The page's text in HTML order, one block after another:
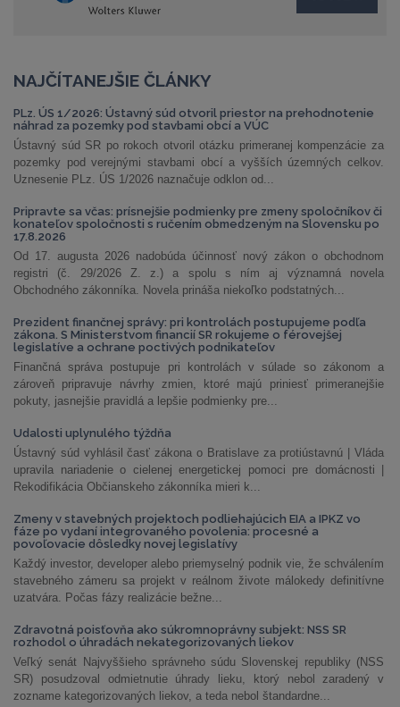
NAJČÍTANEJŠIE ČLÁNKY
PLz. ÚS 1/2026: Ústavný súd otvoril priestor na prehodnotenie
náhrad za pozemky pod stavbami obcí a VÚC
Ústavný súd SR po rokoch otvoril otázku primeranej kompenzácie za
pozemky pod verejnými stavbami obcí a vyšších územných celkov.
Uznesenie PLz. ÚS 1/2026 naznačuje odklon od...
Pripravte sa včas: prísnejšie podmienky pre zmeny spoločníkov či
konateľov spoločnosti s ručením obmedzeným na Slovensku po
17.8.2026
Od 17. augusta 2026 nadobúda účinnosť nový zákon o obchodnom
registri (č. 29/2026 Z. z.) a spolu s ním aj významná novela
Obchodného zákonníka. Novela prináša niekoľko podstatných...
Prezident finančnej správy: pri kontrolách postupujeme podľa
zákona. S Ministerstvom financií SR rokujeme o férovejšej
legislatíve a ochrane poctivých podnikateľov
Finančná správa postupuje pri kontrolách v súlade so zákonom a
zároveň pripravuje návrhy zmien, ktoré majú priniesť primeranejšie
pokuty, jasnejšie pravidlá a lepšie podmienky pre...
Udalosti uplynulého týždňa
Ústavný súd vyhlásil časť zákona o Bratislave za protiústavnú | Vláda
upravila nariadenie o cielenej energetickej pomoci pre domácnosti |
Rekodifikácia Občianskeho zákonníka mieri k...
Zmeny v stavebných projektoch podliehajúcich EIA a IPKZ vo
fáze po vydaní integrovaného povolenia: procesné a
povoľovacie dôsledky novej legislatívy
Každý investor, developer alebo priemyselný podnik vie, že schválením
stavebného zámeru sa projekt v reálnom živote málokedy definitívne
uzatvára. Počas fázy realizácie bežne...
Zdravotná poisťovňa ako súkromnoprávny subjekt: NSS SR
rozhodol o úhradách nekategorizovaných liekov
Veľký senát Najvyššieho správneho súdu Slovenskej republiky (NSS
SR) posudzoval odmietnutie úhrady lieku, ktorý nebol zaradený v
zozname kategorizovaných liekov, a teda nebol štandardne...